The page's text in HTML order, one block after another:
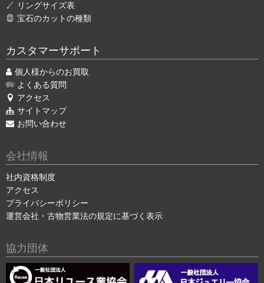
リングサイズ表
宝石のカットの種類
カスタマーサポート
個人様からのお買取
よくある質問
アクセス
サイトマップ
お問い合わせ
会社情報
社内資格制度
アクセス
プライバシーポリシー
運営会社・古物営業法の規定に基づく表示
協力団体